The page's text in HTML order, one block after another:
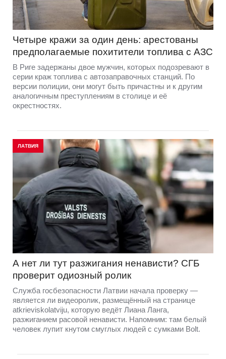
Четыре кражи за один день: арестованы
предполагаемые похитители топлива с АЗС
В Риге задержаны двое мужчин, которых подозревают в
серии краж топлива с автозаправочных станций. По
версии полиции, они могут быть причастны и к другим
аналогичным преступлениям в столице и её
окрестностях.
ЛАТВИЯ
А нет ли тут разжигания ненависти? СГБ
проверит одиозный ролик
Служба госбезопасности Латвии начала проверку —
является ли видеоролик, размещённый на странице
atkrieviskolatviju, которую ведёт Лиана Ланга,
разжиганием расовой ненависти. Напомним: там белый
человек лупит кнутом смуглых людей с сумками Bolt.